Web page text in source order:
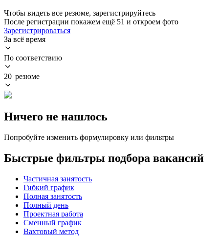
Чтобы видеть все резюме, зарегистрируйтесь
После регистрации покажем ещё 51 и откроем фото
Зарегистрироваться
За всё время
По соответствию
20 резюме
Ничего не нашлось
Попробуйте изменить формулировку или фильтры
Быстрые фильтры подбора вакансий
Частичная занятость
Гибкий график
Полная занятость
Полный день
Проектная работа
Сменный график
Вахтовый метод